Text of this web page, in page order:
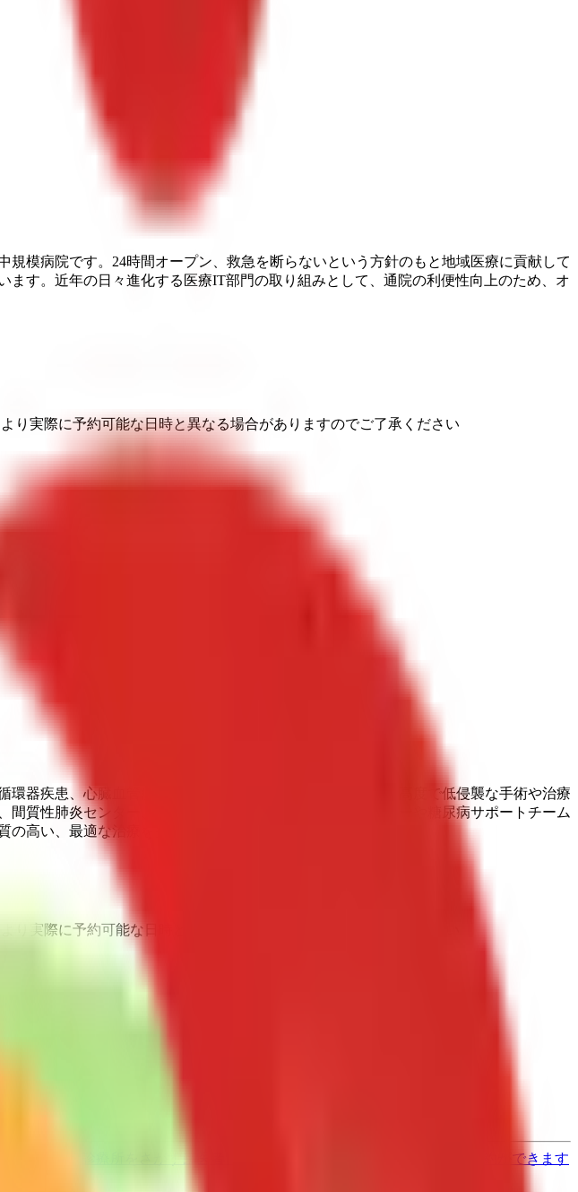
模病院です。24時間オープン、救急を断らないという方針のもと地域医療に貢献して
す。近年の日々進化する医療IT部門の取り組みとして、通院の利便性向上のため、オ
実際に予約可能な日時と異なる場合がありますのでご了承ください
器疾患、心臓血管疾患や肺がんなどの呼吸器疾患における高度で低侵襲な手術や治療
質性肺炎センター、肺がん包括診療センター、気胸センターや糖尿病サポートチーム
高い、最適な治療を提供しています。
実際に予約可能な日時と異なる場合がありますのでご了承ください
します 歯科診療所をさがす歯医者さんの対面診療予約・オンライン診療予約ができます